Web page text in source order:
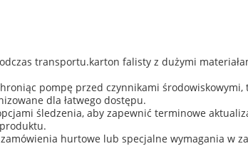
transportu.karton falisty z dużymi
pompę przed czynnikami
dla łatwego dostępu.
śledzenia, aby zapewnić terminowe
hurtowe lub specjalne wymagania w